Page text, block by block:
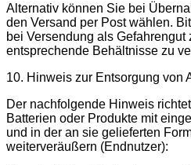
Alternativ können Sie bei
den Versand per Post wählen.
bei Versendung als Gefahrengut
entsprechende Behältnisse zu
10. Hinweis zur Entsorgung von
Der nachfolgende Hinweis
Batterien oder Produkte mit
und in der an sie gelieferten
weiterveräußern (Endnutzer):